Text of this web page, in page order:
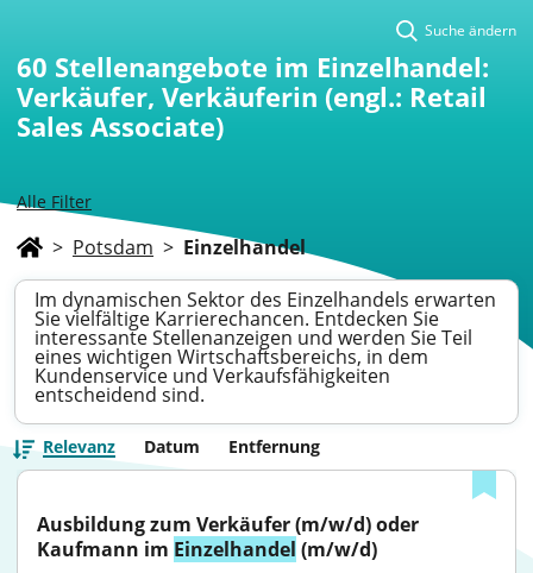
Alle Filter
Suche ändern
60 Stellenangebote im Einzelhandel:
Verkäufer, Verkäuferin (engl.: Retail
Sales Associate)
> Potsdam > Einzelhandel
Im dynamischen Sektor des Einzelhandels erwarten
Sie vielfältige Karrierechancen. Entdecken Sie
interessante Stellenanzeigen und werden Sie Teil
eines wichtigen Wirtschaftsbereichs, in dem
Kundenservice und Verkaufsfähigkeiten
entscheidend sind.
Relevanz Datum Entfernung
Ausbildung zum Verkäufer (m/w/d) oder
Kaufmann im Einzelhandel (m/w/d)